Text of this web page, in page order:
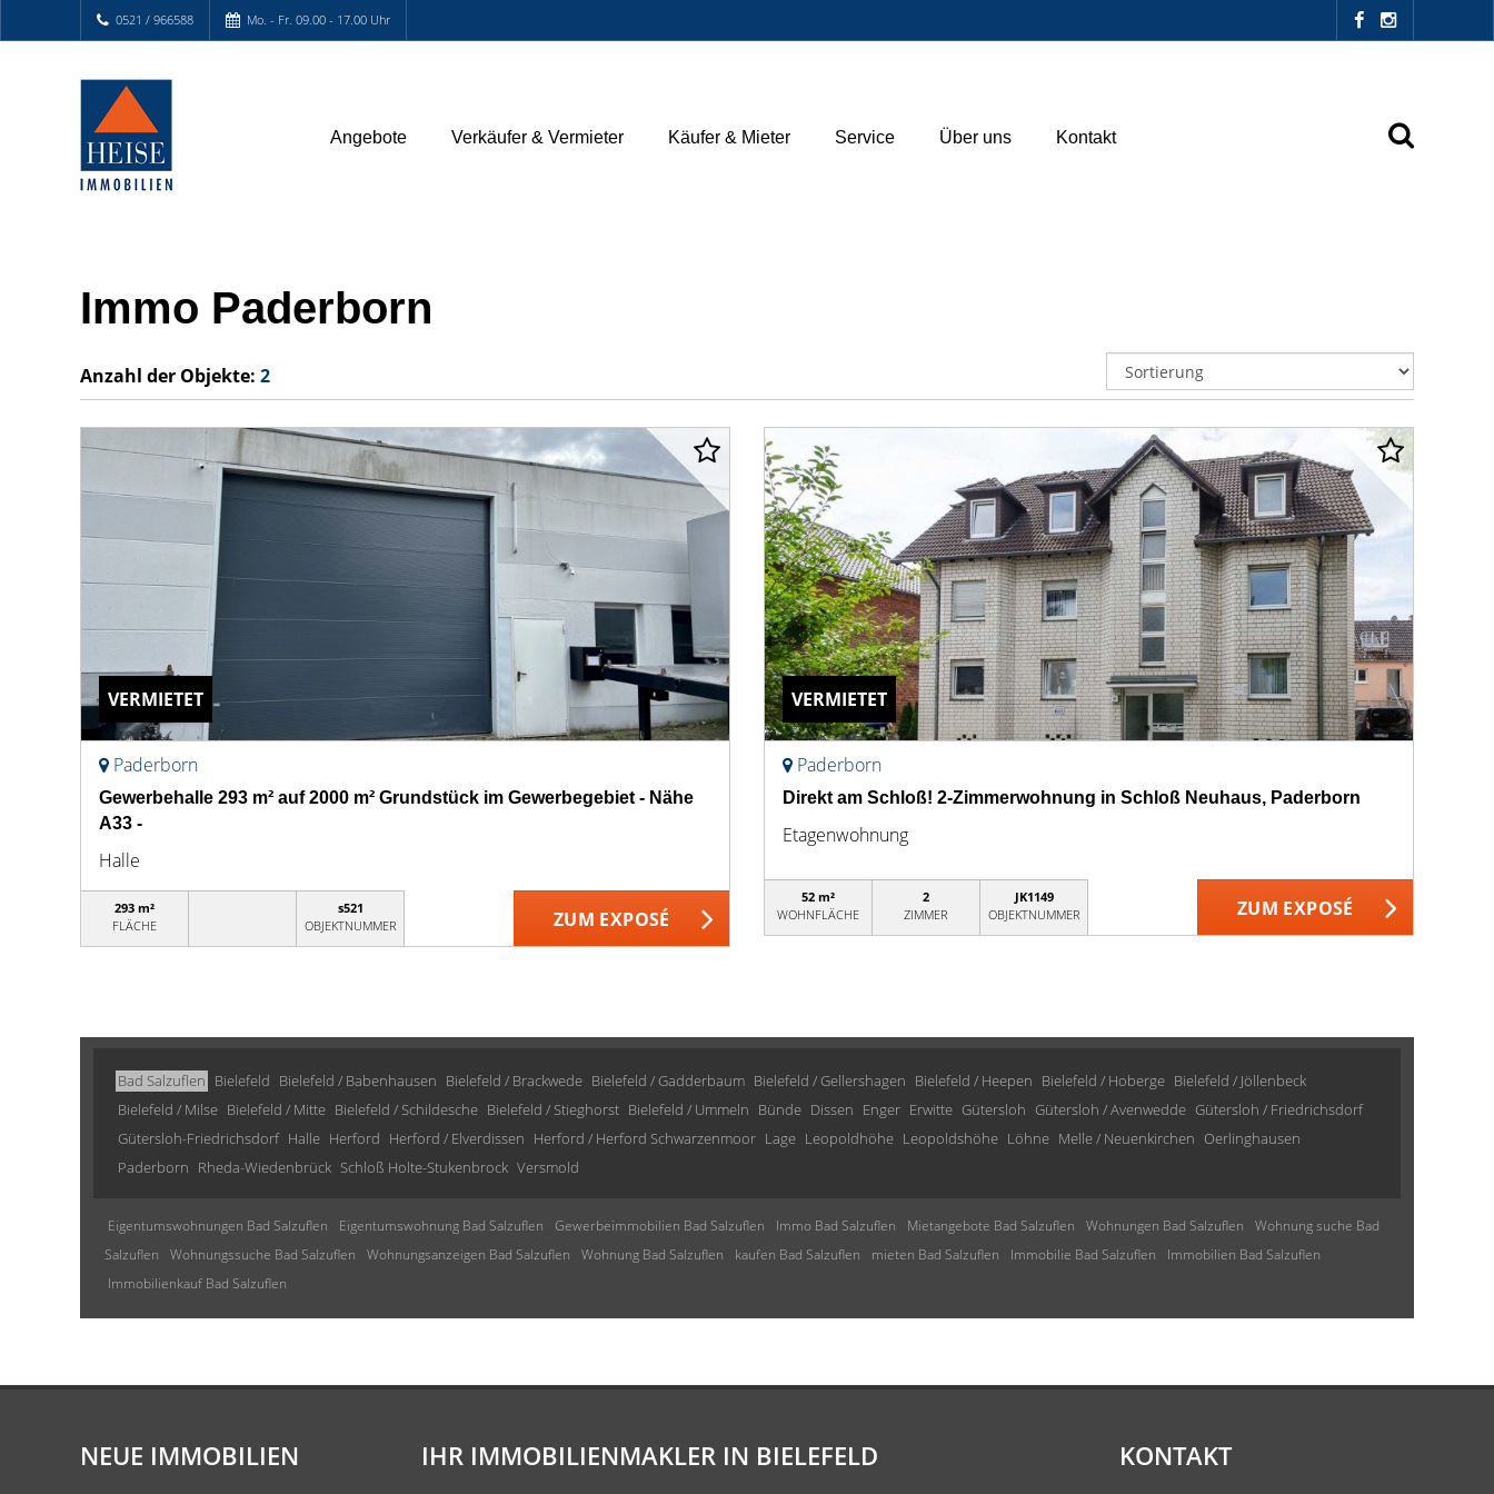
0521 / 966588 Mo. - Fr. 09.00 - 17.00 Uhr
Angebote Verkäufer & Vermieter Käufer & Mieter Service Über uns Kontakt
Immo Paderborn
Anzahl der Objekte: 2
VERMIETET
Paderborn
Gewerbehalle 293 m² auf 2000 m² Grundstück im Gewerbegebiet - Nähe
A33 -
Halle
293 m²
FLÄCHE
s521
OBJEKTNUMMER
ZUM EXPOSÉ
VERMIETET
Paderborn
Direkt am Schloß! 2-Zimmerwohnung in Schloß Neuhaus, Paderborn
Etagenwohnung
52 m²
WOHNFLÄCHE
2
ZIMMER
JK1149
OBJEKTNUMMER
ZUM EXPOSÉ
Bad Salzuflen Bielefeld Bielefeld / Babenhausen Bielefeld / Brackwede Bielefeld / Gadderbaum Bielefeld / Gellershagen Bielefeld / Heepen Bielefeld / Hoberge Bielefeld / Jöllenbeck
Bielefeld / Milse Bielefeld / Mitte Bielefeld / Schildesche Bielefeld / Stieghorst Bielefeld / Ummeln Bünde Dissen Enger Erwitte Gütersloh Gütersloh / Avenwedde Gütersloh / Friedrichsdorf
Gütersloh-Friedrichsdorf Halle Herford Herford / Elverdissen Herford / Herford Schwarzenmoor Lage Leopoldhöhe Leopoldshöhe Löhne Melle / Neuenkirchen Oerlinghausen
Paderborn Rheda-Wiedenbrück Schloß Holte-Stukenbrock Versmold
Eigentumswohnungen Bad Salzuflen Eigentumswohnung Bad Salzuflen Gewerbeimmobilien Bad Salzuflen Immo Bad Salzuflen Mietangebote Bad Salzuflen Wohnungen Bad Salzuflen
Wohnung suche Bad
Salzuflen
Wohnungssuche Bad Salzuflen Wohnungsanzeigen Bad Salzuflen Wohnung Bad Salzuflen kaufen Bad Salzuflen mieten Bad Salzuflen Immobilie Bad Salzuflen
Immobilien Bad Salzuflen
Immobilienkauf Bad Salzuflen
NEUE IMMOBILIEN IHR IMMOBILIENMAKLER IN BIELEFELD KONTAKT